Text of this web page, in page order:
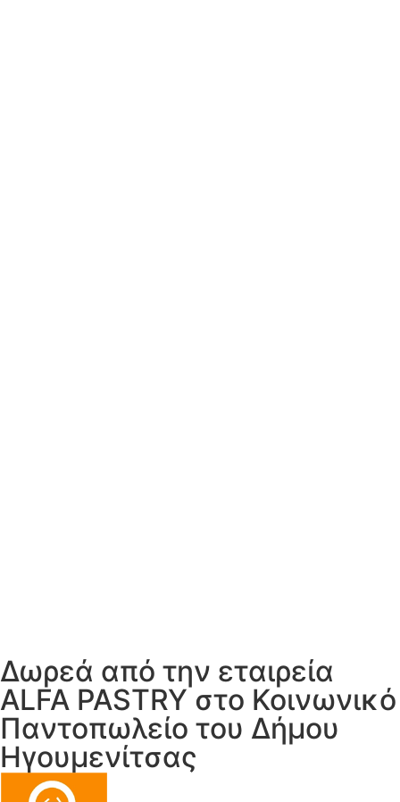
Δωρεά από την εταιρεία
ALFA PASTRY στο Κοινωνικό
Παντοπωλείο του Δήμου
Ηγουμενίτσας